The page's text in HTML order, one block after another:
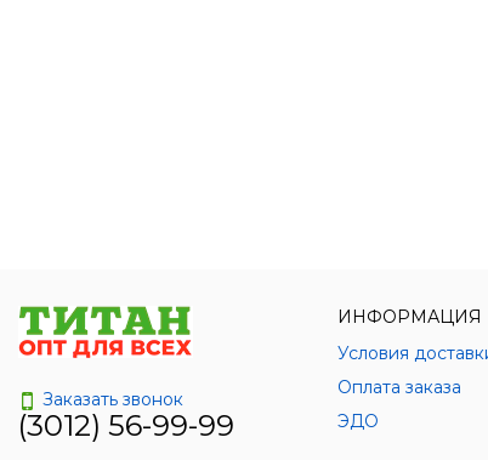
Заказать звонок
(3012) 56-99-99
ИНФОРМАЦИЯ
Условия
Оплата заказа
ЭДО